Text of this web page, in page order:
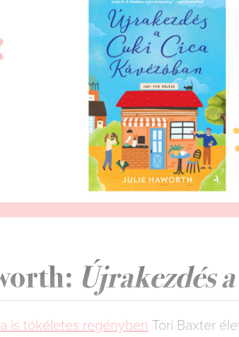
Újrakezdés
is tökéletes regényben Tori Baxter